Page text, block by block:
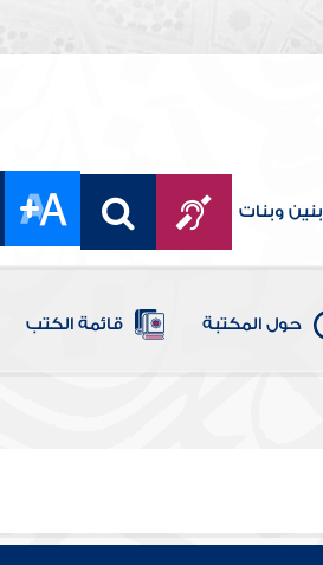
بنين وبنات
حول المكتبة قائمة الكتب